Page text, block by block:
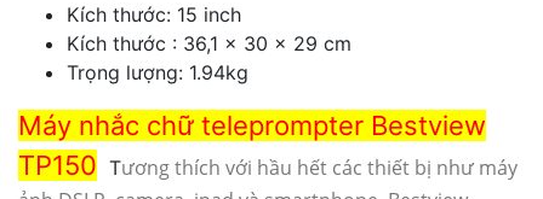
Kích thước: 15 inch
Kích thước : 36,1 x 30 x 29 cm
Trọng lượng: 1.94kg
Máy nhắc chữ teleprompter Bestview
TP150 Tương thích với hầu hết các thiết bị như máy